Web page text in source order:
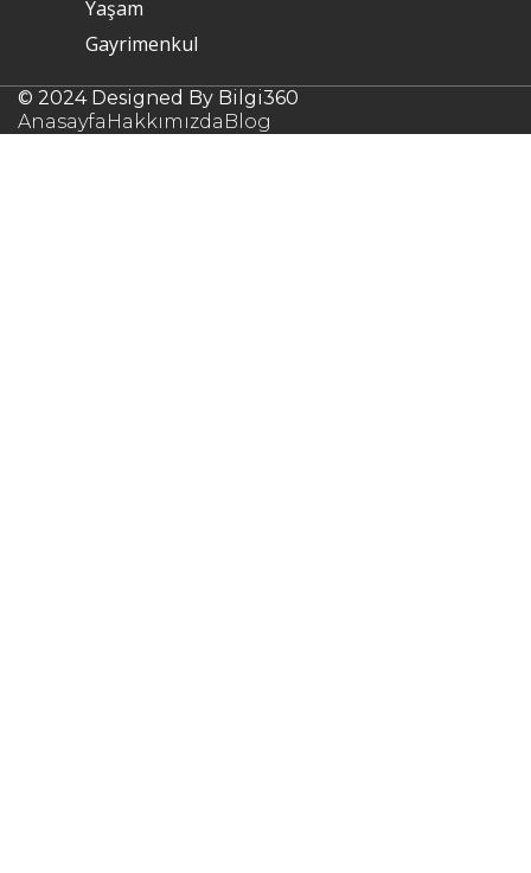
Yaşam
Gayrimenkul
© 2024 Designed By Bilgi360
Anasayfa Hakkımızda Blog